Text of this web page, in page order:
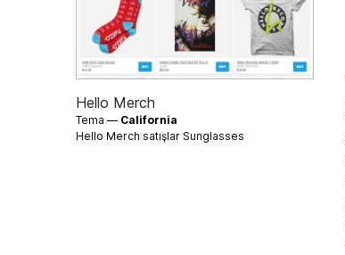
Hello Merch
Tema — California
Hello Merch satışlar Sunglasses